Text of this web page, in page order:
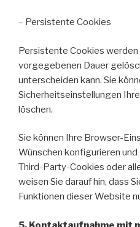
– Persistente Cookies
Persistente Cookies
vorgegebenen Dauer
unterscheiden kann. Sie
Sicherheitseinstellungen
löschen.
Sie können Ihre Browser-
Wünschen konfigurieren und
Third-Party-Cookies oder
weisen Sie darauf hin, dass
Funktionen dieser Website